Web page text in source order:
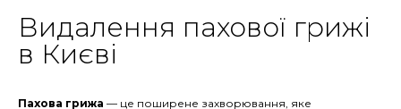
Видалення пахової грижі
в Києві
Пахова грижа — це поширене захворювання, яке